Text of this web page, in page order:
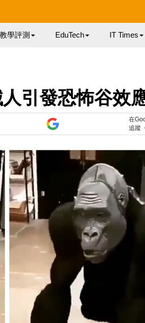
教學評測 EduTech IT Times
引發恐怖谷效
在
追蹤